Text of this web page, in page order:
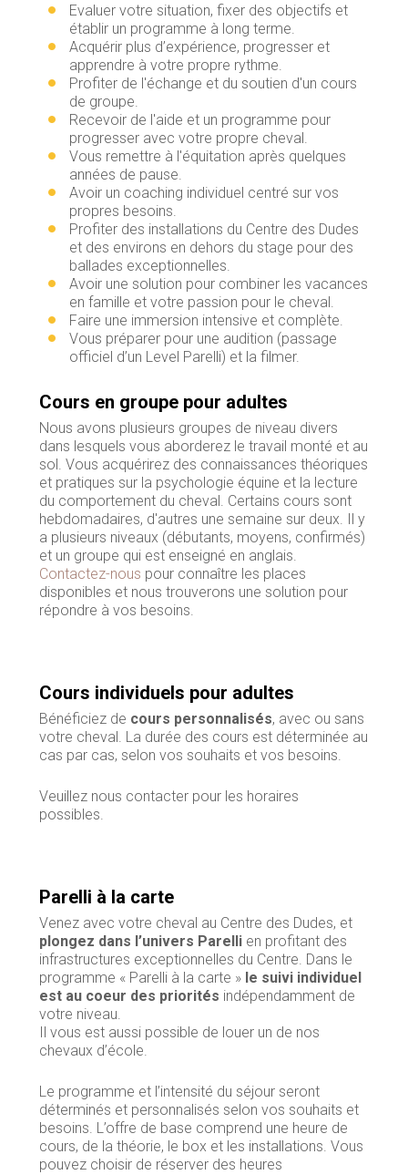
Evaluer votre situation, fixer des objectifs et
établir un programme à long terme.
Acquérir plus d’expérience, progresser et
apprendre à votre propre rythme.
Profiter de l'échange et du soutien d'un cours
de groupe.
Recevoir de l'aide et un programme pour
progresser avec votre propre cheval.
Vous remettre à l'équitation après quelques
années de pause.
Avoir un coaching individuel centré sur vos
propres besoins.
Profiter des installations du Centre des Dudes
et des environs en dehors du stage pour des
ballades exceptionnelles.
Avoir une solution pour combiner les vacances
en famille et votre passion pour le cheval.
Faire une immersion intensive et complète.
Vous préparer pour une audition (passage
officiel d’un Level Parelli) et la filmer.
Cours en groupe pour adultes
Nous avons plusieurs groupes de niveau divers
dans lesquels vous aborderez le travail monté et au
sol. Vous acquérirez des connaissances théoriques
et pratiques sur la psychologie équine et la lecture
du comportement du cheval. Certains cours sont
hebdomadaires, d'autres une semaine sur deux. Il y
a plusieurs niveaux (débutants, moyens, confirmés)
et un groupe qui est enseigné en anglais.
Contactez-nous pour connaître les places
disponibles et nous trouverons une solution pour
répondre à vos besoins.
Cours individuels pour adultes
Bénéficiez de cours personnalisés, avec ou sans
votre cheval. La durée des cours est déterminée au
cas par cas, selon vos souhaits et vos besoins.
Veuillez nous contacter pour les horaires
possibles.
Parelli à la carte
Venez avec votre cheval au Centre des Dudes, et
plongez dans l’univers Parellien profitant des
infrastructures exceptionnelles du Centre. Dans le
programme « Parelli à la carte » le suivi individuel
est au coeur des priorités indépendamment de
votre niveau.
Il vous est aussi possible de louer un de nos
chevaux d’école.
Le programme et l’intensité du séjour seront
déterminés et personnalisés selon vos souhaits et
besoins. L’offre de base comprend une heure de
cours, de la théorie, le box et les installations. Vous
pouvez choisir de réserver des heures